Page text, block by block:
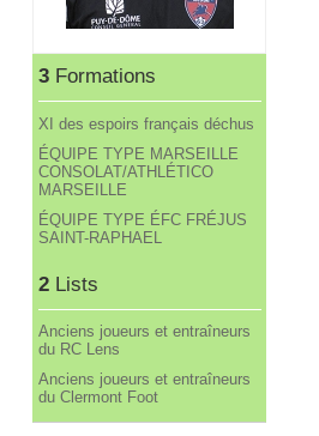
3Formations
XI des espoirs français déchus
ÉQUIPE TYPE MARSEILLE
CONSOLAT/ATHLÉTICO
MARSEILLE
ÉQUIPE TYPE ÉFC FRÉJUS
SAINT-RAPHAEL
2Lists
Anciens joueurs et entraîneurs
du RC Lens
Anciens joueurs et entraîneurs
du Clermont Foot